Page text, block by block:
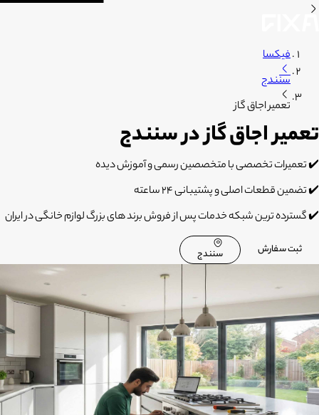
فیکسا
سنندج
تعمیر اجاق گاز
تعمیر اجاق گاز در سنندج
✔️ تعمیرات تخصصی با متخصصین رسمی و آموزش دیده
✔️ تضمین قطعات اصلی و پشتیبانی 24 ساعته
✔️ گسترده ترین شبکه خدمات پس از فروش برند های بزرگ لوازم خانگی در ایران
ثبت سفارش سنندج